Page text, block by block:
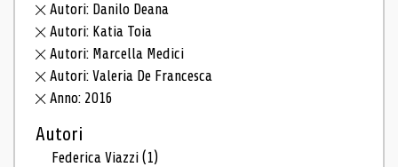
Autori: Danilo Deana
Autori: Katia Toia
Autori: Marcella Medici
Autori: Valeria De Francesca
Anno: 2016
Autori
Federica Viazzi(1)